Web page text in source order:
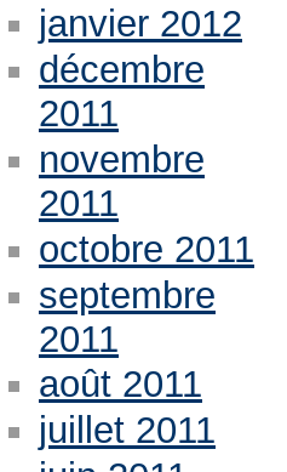
janvier 2012
décembre
2011
novembre
2011
octobre 2011
septembre
2011
août 2011
juillet 2011